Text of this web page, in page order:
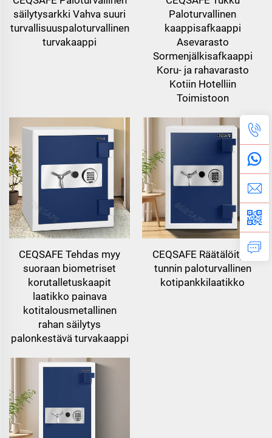
säilytysarkki Vahva suuri
turvallisuuspaloturvallinen
turvakaappi
Paloturvallinen
kaappisafkaappi
Asevarasto
Sormenjälkisafkaappi
Koru- ja rahavarasto
Kotiin Hotelliin
Toimistoon
CEQSAFE Tehdas myy
suoraan biometriset
korutalletuskaapit
laatikko painava
kotitalousmetallinen
rahan säilytys
palonkestävä turvakaappi
CEQSAFE Räätälöity 2
tunnin paloturvallinen
kotipankkilaatikko